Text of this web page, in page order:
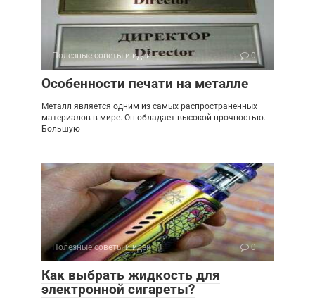
Полезные советы и идеи 0
Особенности печати на металле
Металл является одним из самых распространенных
материалов в мире. Он обладает высокой прочностью.
Большую
Полезные советы и идеи 0
Как выбрать жидкость для
электронной сигареты?